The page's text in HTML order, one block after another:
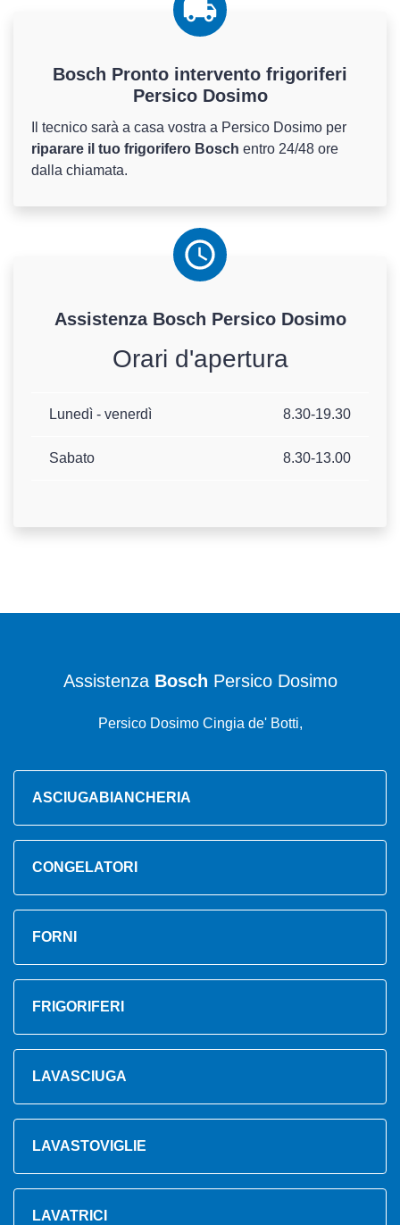
Bosch Pronto intervento frigoriferi
Persico Dosimo
Il tecnico sarà a casa vostra a Persico Dosimo per
riparare il tuo frigorifero Bosch entro 24/48 ore
dalla chiamata.
Assistenza Bosch Persico Dosimo
Orari d'apertura
Lunedì - venerdì 8.30-19.30
Sabato 8.30-13.00
Assistenza Bosch Persico Dosimo
Persico Dosimo Cingia de' Botti,
ASCIUGABIANCHERIA
CONGELATORI
FORNI
FRIGORIFERI
LAVASCIUGA
LAVASTOVIGLIE
LAVATRICI